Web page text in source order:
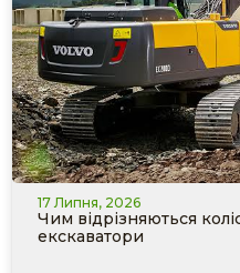
17 Липня, 2026
Чим відрізняються
екскаватори